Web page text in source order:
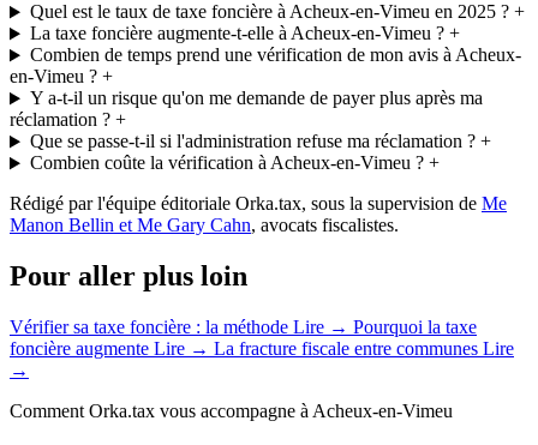
Quel est le taux de taxe foncière à Acheux-en-Vimeu en 2025 ?+
La taxe foncière augmente-t-elle à Acheux-en-Vimeu ?+
Combien de temps prend une vérification de mon avis à Acheux-
en-Vimeu ? +
Y a-t-il un risque qu'on me demande de payer plus après ma
réclamation ? +
Que se passe-t-il si l'administration refuse ma réclamation ?+
Combien coûte la vérification à Acheux-en-Vimeu ?+
Rédigé par l'équipe éditoriale Orka.tax, sous la supervision de Me
Manon Bellin et Me Gary Cahn, avocats fiscalistes.
Pour aller plus loin
Vérifier sa taxe foncière : la méthode Lire → Pourquoi la taxe
foncière augmente Lire → La fracture fiscale entre communes Lire
→
Comment Orka.tax vous accompagne à Acheux-en-Vimeu